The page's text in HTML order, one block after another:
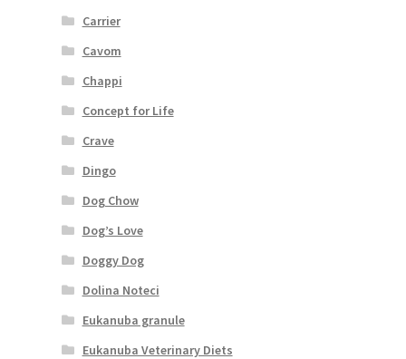
Carrier
Cavom
Chappi
Concept for Life
Crave
Dingo
Dog Chow
Dog’s Love
Doggy Dog
Dolina Noteci
Eukanuba granule
Eukanuba Veterinary Diets